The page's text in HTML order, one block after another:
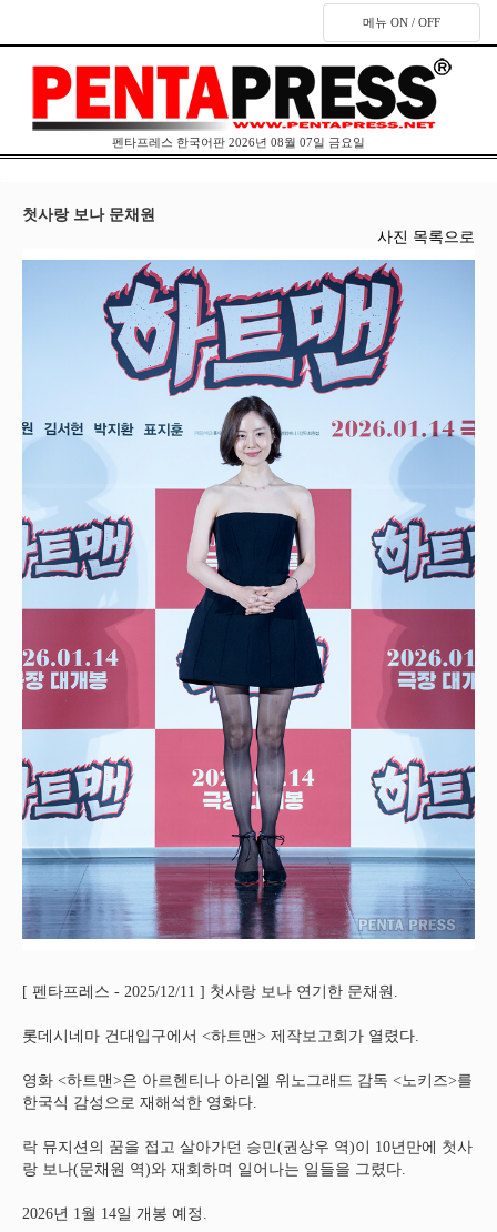
메뉴 ON / OFF
펜타프레스 한국어판 2026년 08월 07일 금요일
첫사랑 보나 문채원
사진 목록으로
[ 펜타프레스 - 2025/12/11 ] 첫사랑 보나 연기한 문채원.
롯데시네마 건대입구에서 <하트맨> 제작보고회가 열렸다.
영화 <하트맨>은 아르헨티나 아리엘 위노그래드 감독 <노키즈>를
한국식 감성으로 재해석한 영화다.
락 뮤지션의 꿈을 접고 살아가던 승민(권상우 역)이 10년만에 첫사
랑 보나(문채원 역)와 재회하며 일어나는 일들을 그렸다.
2026년 1월 14일 개봉 예정.